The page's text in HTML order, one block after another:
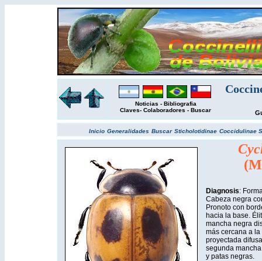
Noticias - Bibliografia
Claves- Colaboradores - Buscar
Inicio Generalidades Buscar Sticholotidinae Coccidulinae
Diagnosis:
Cabeza negra
Pronoto con
hacia la base.
mancha negra
más cercana a
proyectada
segunda
y patas negras.